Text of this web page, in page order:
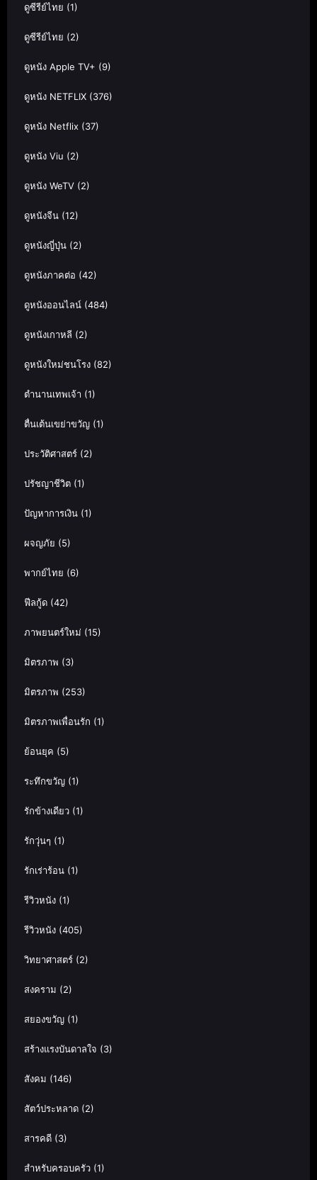
ดูซีรีย์ไทย (1)
ดูซีรีย์ไทย (2)
ดูหนัง Apple TV+ (9)
ดูหนัง NETFLIX (376)
ดูหนัง Netflix (37)
ดูหนัง Viu (2)
ดูหนัง WeTV (2)
ดูหนังจีน (12)
ดูหนังญี่ปุ่น (2)
ดูหนังภาคต่อ (42)
ดูหนังออนไลน์ (484)
ดูหนังเกาหลี (2)
ดูหนังใหม่ชนโรง (82)
ตำนานเทพเจ้า (1)
ตื่นเต้นเขย่าขวัญ (1)
ประวัติศาสตร์ (2)
ปรัชญาชีวิต (1)
ปัญหาการเงิน (1)
ผจญภัย (5)
พากย์ไทย (6)
ฟีลกู้ด (42)
ภาพยนตร์ใหม่ (15)
มิตรภาพ (3)
มิตรภาพ (253)
มิตรภาพเพื่อนรัก (1)
ย้อนยุค (5)
ระทึกขวัญ (1)
รักข้างเดียว (1)
รักวุ่นๆ (1)
รักเร่าร้อน (1)
รีวิวหนัง (1)
รีวิวหนัง (405)
วิทยาศาสตร์ (2)
สงคราม (2)
สยองขวัญ (1)
สร้างแรงบันดาลใจ (3)
สังคม (146)
สัตว์ประหลาด (2)
สารคดี (3)
สำหรับครอบครัว (1)